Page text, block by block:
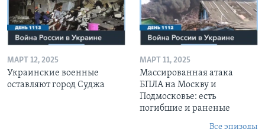
МАРТ 12, 2025
Украинские военные
оставляют город Суджа
МАРТ 11, 2025
Массированная атака
БПЛА на Москву и
Подмосковье: есть
погибшие и раненые
Все эпизоды